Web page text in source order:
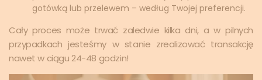
gotówką lub przelewem – według Twojej preferencji.
Cały proces może trwać zaledwie kilka dni, a w pilnych
przypadkach jesteśmy w stanie zrealizować transakcję
nawet w ciągu 24-48 godzin!